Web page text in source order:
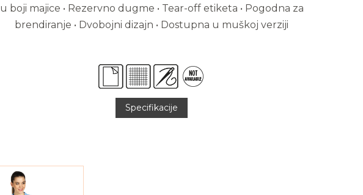
u boji majice • Rezervno dugme • Tear-off etiketa • Pogodna za
brendiranje • Dvobojni dizajn • Dostupna u muškoj verziji
Specifikacije